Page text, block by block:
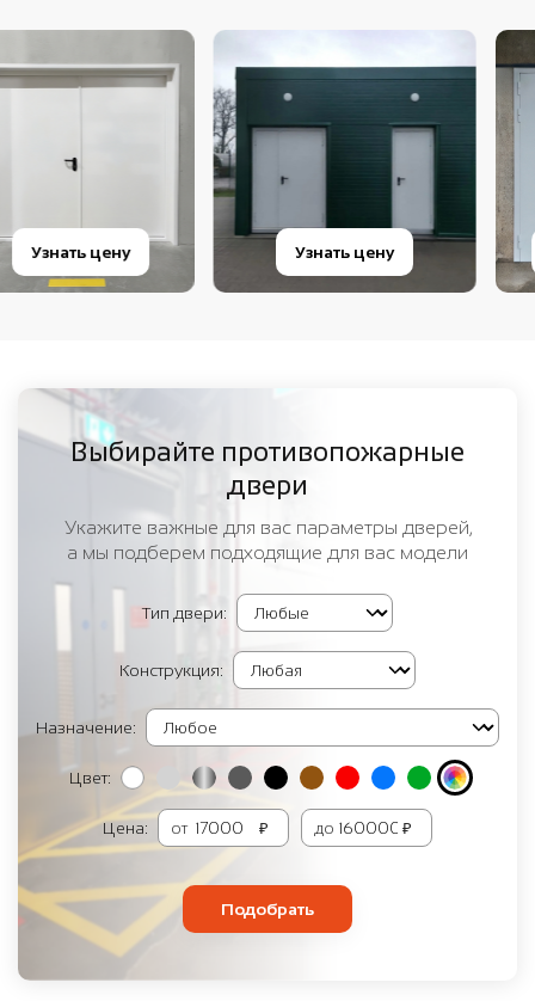
Узнать цену Узнать цену
Выбирайте противопожарные
двери
Укажите важные для вас параметры дверей,
а мы подберем подходящие для вас модели
Тип двери:
Конструкция:
Назначение:
Цвет:
Цена: от ₽ до ₽
Подобрать